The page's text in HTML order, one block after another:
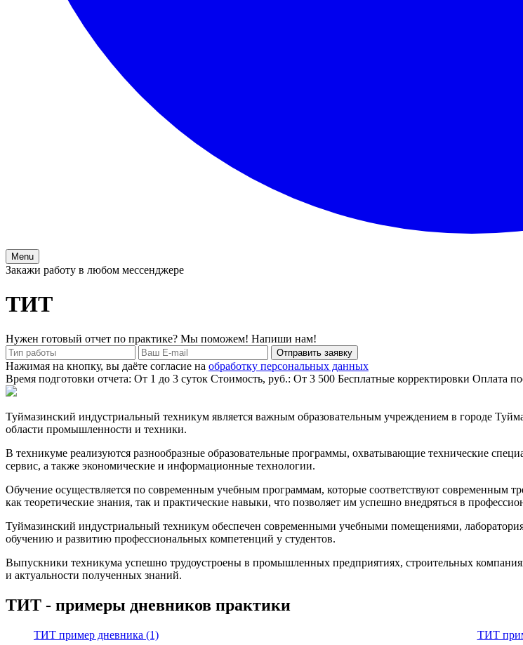
Menu
Закажи работу в любом мессенджере
ТИТ
Нужен готовый отчет по практике? Мы поможем! Напиши нам!
Отправить заявку
Нажимая на кнопку, вы даёте согласие на обработку персональных данных
Время подготовки отчета: От 1 до 3 суток Стоимость, руб.: От 3 500 Бесплатные корректировки Оплата
Туймазинский индустриальный техникум является важным образовательным учреждением в городе
области промышленности и техники.
В техникуме реализуются разнообразные образовательные программы, охватывающие технические
сервис, а также экономические и информационные технологии.
Обучение осуществляется по современным учебным программам, которые соответствуют современным
как теоретические знания, так и практические навыки, что позволяет им успешно внедряться в
Туймазинский индустриальный техникум обеспечен современными учебными помещениями,
обучению и развитию профессиональных компетенций у студентов.
Выпускники техникума успешно трудоустроены в промышленных предприятиях, строительных
и актуальности полученных знаний.
ТИТ - примеры дневников практики
ТИТ пример дневника (1) ТИТ